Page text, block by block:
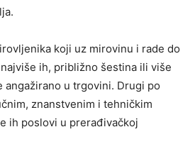
koji uz mirovinu i rade do
ih, približno šestina ili više
angažirano u trgovini. Drugi po
znanstvenim i tehničkim
ih poslovi u prerađivačkoj